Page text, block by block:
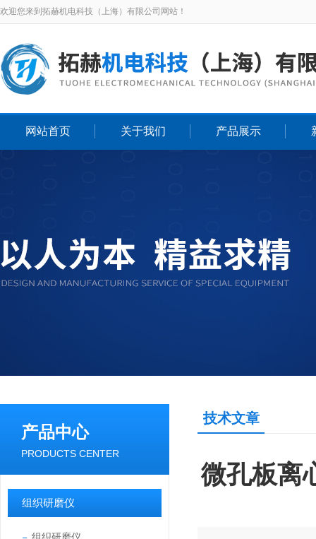
欢迎您来到拓赫机电科技（上海）有限公司网站！
网站首页 关于我们 产品展示
产品中心
PRODUCTS CENTER
组织研磨仪
技术文章
微孔板离